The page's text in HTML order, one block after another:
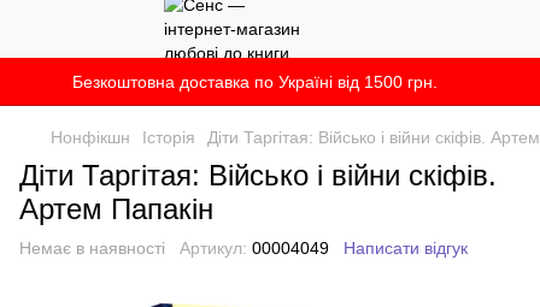
Безкоштовна доставка по Україні від 1500 грн.
Нонфікшн Історія Діти Таргітая: Військо і війни скіфів.
Діти Таргітая: Військо і війни скіфів.
Артем Папакін
Немає в наявності Артикул: 00004049 Написати відгук